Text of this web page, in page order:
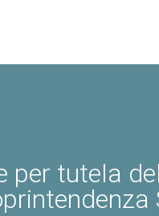
per tutela